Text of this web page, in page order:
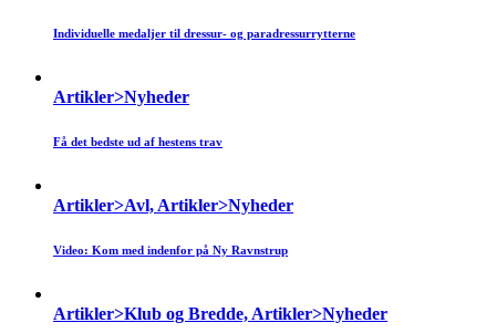
Individuelle medaljer til dressur- og paradressurrytterne
Artikler>Nyheder
Få det bedste ud af hestens trav
Artikler>Avl, Artikler>Nyheder
Video: Kom med indenfor på Ny Ravnstrup
Artikler>Klub og Bredde, Artikler>Nyheder